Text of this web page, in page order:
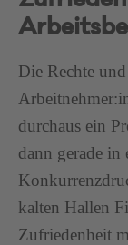
Die Rechte
durchaus ein
dann gerade in
kalten Hallen
Zufriedenheit